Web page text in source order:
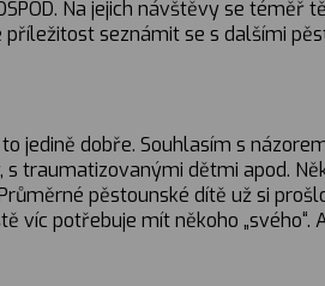
Na jejich návštěvy se téměř
seznámit se s dalšími
jedině dobře. Souhlasím s
traumatizovanými dětmi apod.
pěstounské dítě už si
potřebuje mít někoho „svého“.